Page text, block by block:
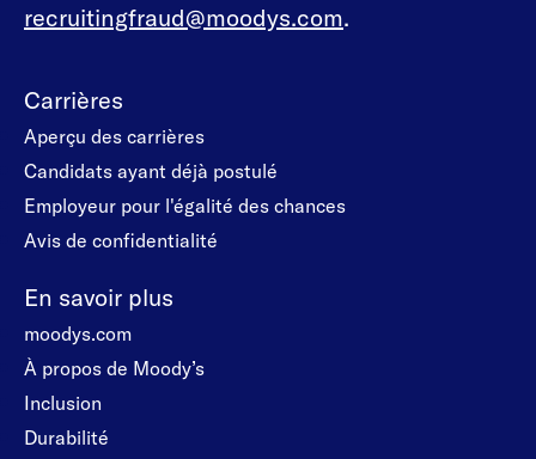
recruitingfraud@moodys.com.
Carrières
Aperçu des carrières
Candidats ayant déjà postulé
Employeur pour l'égalité des chances
Avis de confidentialité
En savoir plus
moodys.com
À propos de Moody’s
Inclusion
Durabilité